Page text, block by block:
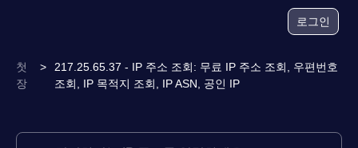
로그인
첫
장
>
217.25.65.37 - IP 주소 조회: 무료 IP 주소 조회, 우편번호
조회, IP 목적지 조회, IP ASN, 공인 IP